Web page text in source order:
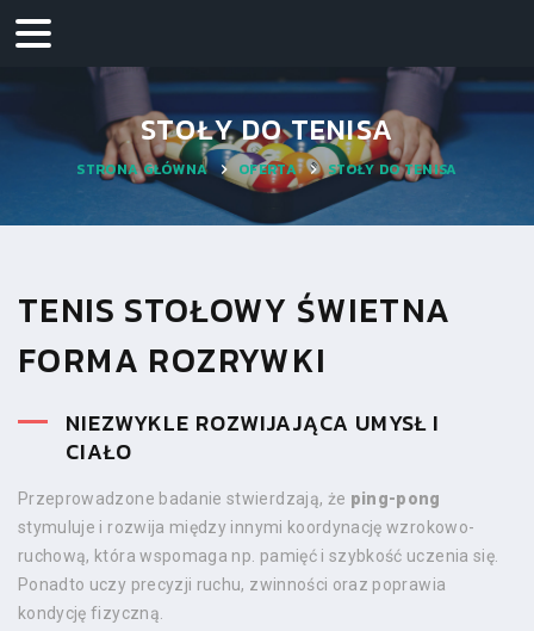
STOŁY DO TENISA
STRONA GŁÓWNA OFERTA STOŁY DO TENISA
TENIS STOŁOWY ŚWIETNA
FORMA ROZRYWKI
NIEZWYKLE ROZWIJAJĄCA UMYSŁ I
CIAŁO
Przeprowadzone badanie stwierdzają, że ping-pong
stymuluje i rozwija między innymi koordynację wzrokowo-
ruchową, która wspomaga np. pamięć i szybkość uczenia się.
Ponadto uczy precyzji ruchu, zwinności oraz poprawia
kondycję fizyczną.